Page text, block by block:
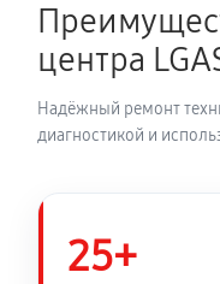
Замена динамика
980 руб
Обновление ПО
Замена корпуса
центра
Надёжный ремонт
диагностикой и
25+